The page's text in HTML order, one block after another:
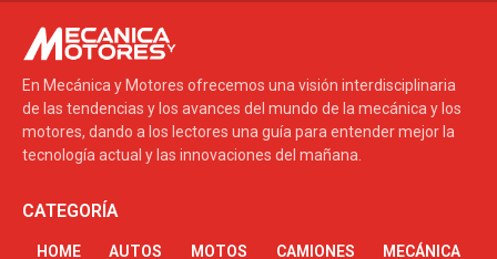
En Mecánica y Motores ofrecemos una visión interdisciplinaria
de las tendencias y los avances del mundo de la mecánica y los
motores, dando a los lectores una guía para entender mejor la
tecnología actual y las innovaciones del mañana.
CATEGORÍA
HOME AUTOS MOTOS CAMIONES MECÁNICA